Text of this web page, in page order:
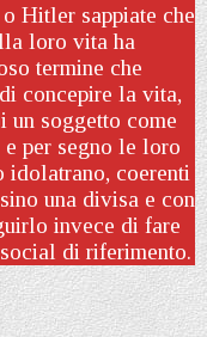
Hitler sappiate che
loro vita ha
termine che
concepire la vita,
un soggetto come
per segno le loro
idolatrano, coerenti
una divisa e con
invece di fare
di riferimento.